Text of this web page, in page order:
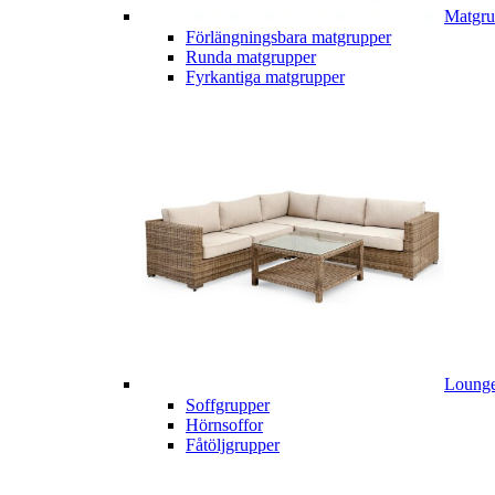
Förlängningsbara matgrupper
Runda matgrupper
Fyrkantiga matgrupper
Soffgrupper
Hörnsoffor
Fåtöljgrupper